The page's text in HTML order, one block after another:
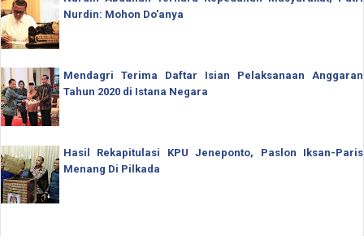
Nurdin: Mohon Do'anya
Mendagri Terima Daftar Isian Pelaksanaan Anggaran
Tahun 2020 di Istana Negara
Hasil Rekapitulasi KPU Jeneponto, Paslon Iksan-Paris
Menang Di Pilkada